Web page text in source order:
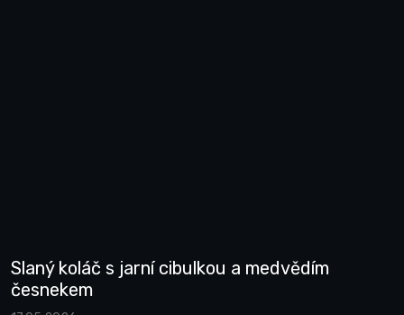
Slaný koláč s jarní cibulkou a medvědím
česnekem